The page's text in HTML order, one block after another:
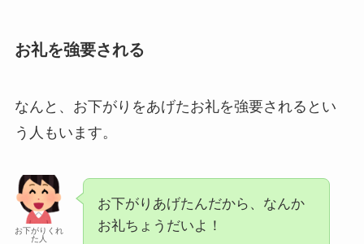
お礼を強要される
なんと、お下がりをあげたお礼を強要されるとい
う人もいます。
お下がりくれ
た人
お下がりあげたんだから、なんか
お礼ちょうだいよ！